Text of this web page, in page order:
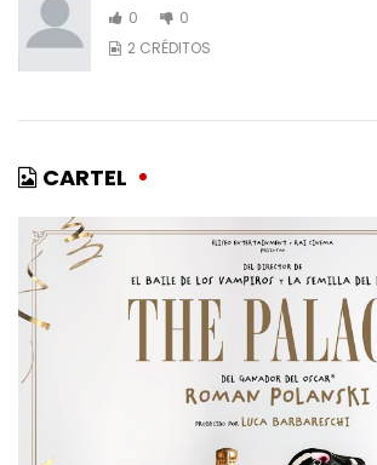
0
0
2 CRÉDITOS
CARTEL